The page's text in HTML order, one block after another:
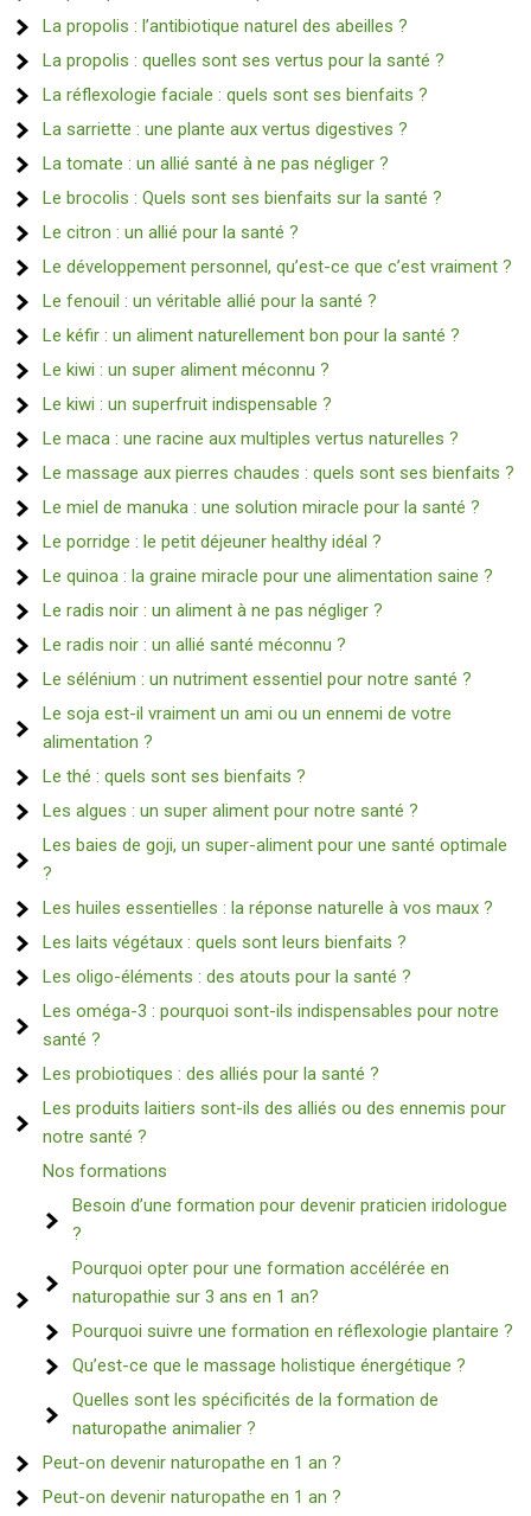
La propolis : l’antibiotique naturel des abeilles ?
La propolis : quelles sont ses vertus pour la santé ?
La réflexologie faciale : quels sont ses bienfaits ?
La sarriette : une plante aux vertus digestives ?
La tomate : un allié santé à ne pas négliger ?
Le brocolis : Quels sont ses bienfaits sur la santé ?
Le citron : un allié pour la santé ?
Le développement personnel, qu’est-ce que c’est vraiment ?
Le fenouil : un véritable allié pour la santé ?
Le kéfir : un aliment naturellement bon pour la santé ?
Le kiwi : un super aliment méconnu ?
Le kiwi : un superfruit indispensable ?
Le maca : une racine aux multiples vertus naturelles ?
Le massage aux pierres chaudes : quels sont ses bienfaits ?
Le miel de manuka : une solution miracle pour la santé ?
Le porridge : le petit déjeuner healthy idéal ?
Le quinoa : la graine miracle pour une alimentation saine ?
Le radis noir : un aliment à ne pas négliger ?
Le radis noir : un allié santé méconnu ?
Le sélénium : un nutriment essentiel pour notre santé ?
Le soja est-il vraiment un ami ou un ennemi de votre
alimentation ?
Le thé : quels sont ses bienfaits ?
Les algues : un super aliment pour notre santé ?
Les baies de goji, un super-aliment pour une santé optimale
?
Les huiles essentielles : la réponse naturelle à vos maux ?
Les laits végétaux : quels sont leurs bienfaits ?
Les oligo-éléments : des atouts pour la santé ?
Les oméga-3 : pourquoi sont-ils indispensables pour notre
santé ?
Les probiotiques : des alliés pour la santé ?
Les produits laitiers sont-ils des alliés ou des ennemis pour
notre santé ?
Nos formations
Besoin d’une formation pour devenir praticien iridologue
?
Pourquoi opter pour une formation accélérée en
naturopathie sur 3 ans en 1 an?
Pourquoi suivre une formation en réflexologie plantaire ?
Qu’est-ce que le massage holistique énergétique ?
Quelles sont les spécificités de la formation de
naturopathe animalier ?
Peut-on devenir naturopathe en 1 an ?
Peut-on devenir naturopathe en 1 an ?